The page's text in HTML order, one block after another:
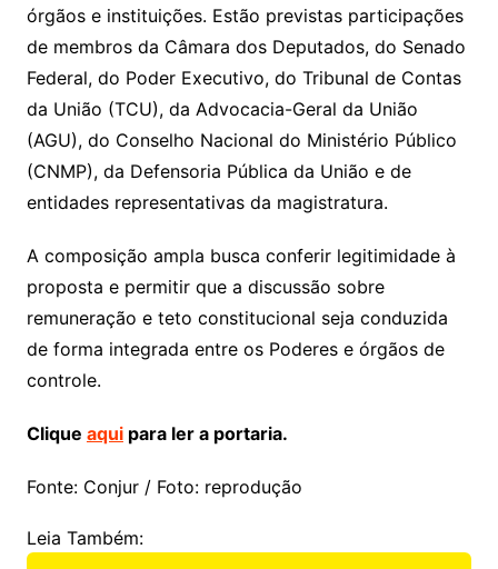
órgãos e instituições. Estão previstas participações
de membros da Câmara dos Deputados, do Senado
Federal, do Poder Executivo, do Tribunal de Contas
da União (TCU), da Advocacia-Geral da União
(AGU), do Conselho Nacional do Ministério Público
(CNMP), da Defensoria Pública da União e de
entidades representativas da magistratura.
A composição ampla busca conferir legitimidade à
proposta e permitir que a discussão sobre
remuneração e teto constitucional seja conduzida
de forma integrada entre os Poderes e órgãos de
controle.
Clique aquipara ler a portaria.
Fonte: Conjur / Foto: reprodução
Leia Também: